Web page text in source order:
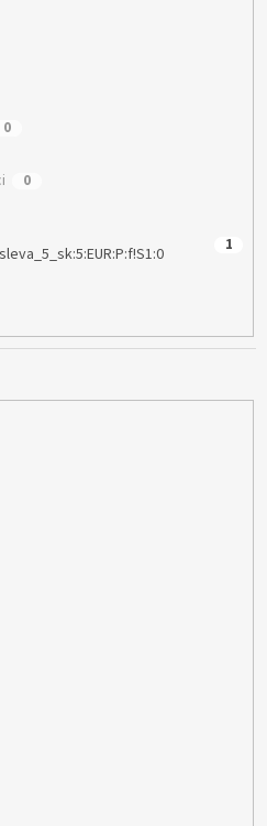
0
0
1